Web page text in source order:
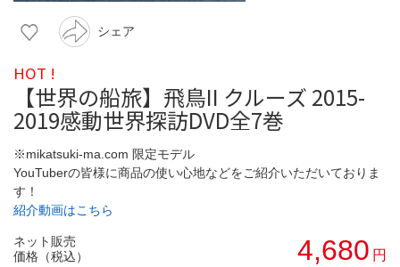
シェア
HOT !
【世界の船旅】飛鳥II クルーズ 2015-
2019感動世界探訪DVD全7巻
※mikatsuki-ma.com 限定モデル
YouTuberの皆様に商品の使い心地などをご紹介いただいておりま
す！
紹介動画はこちら
ネット販売
価格（税込）
4,680 円